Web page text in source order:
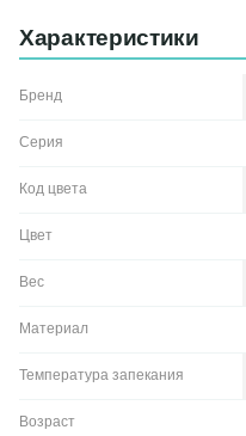
Характеристики
Бренд
Серия
Код цвета
Цвет
Вес
Материал
Температура запекания
Возраст